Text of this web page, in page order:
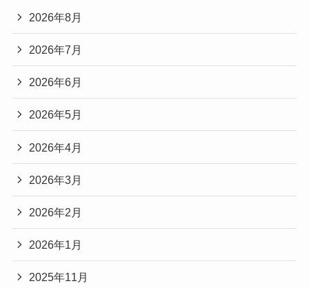
2026年8月
2026年7月
2026年6月
2026年5月
2026年4月
2026年3月
2026年2月
2026年1月
2025年11月